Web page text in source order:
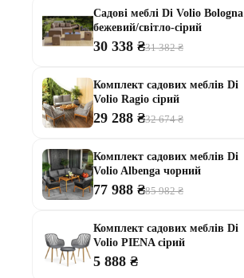
Комплекти садових меблів
Лавки садові
Надувні батути та водні гірки
Садові та балконні меблі
Стільці садові
Столи садові
Шезлонги та лежаки
Альтанки
Садові меблі Di Volio Bologna
бежевий/світло-сірий
30 338 ₴31 382 ₴
Комплект садових меблів Di
Volio Ragio сірий
29 288 ₴32 674 ₴
Комплект садових меблів Di
Volio Albenga чорний
77 988 ₴85 982 ₴
Комплект садових меблів Di
Volio PIENA сірий
5 888 ₴